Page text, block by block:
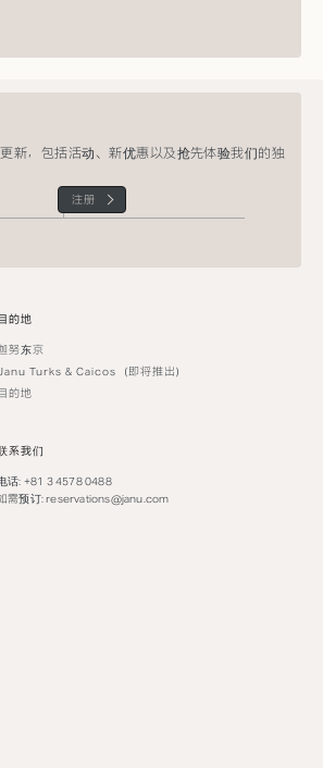
新，包括活动、新优惠以及抢先体验我们的独
注册
的地
努东京
Turks & Caicos（即将推出）
的地
系我们
话: +81 3 4578 0488
需预订:reservations@janu.com